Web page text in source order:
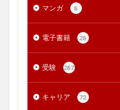
マンガ 8
電子書籍 28
受験 287
キャリア 72